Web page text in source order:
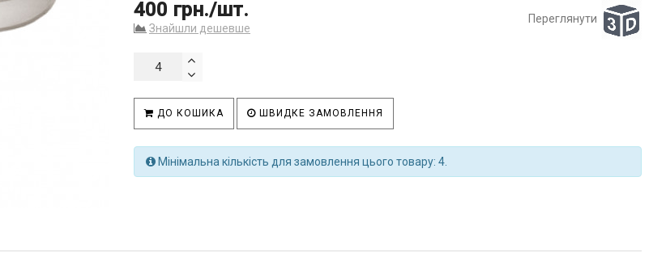
400 грн./шт.
Знайшли дешевше
Переглянути
ДО КОШИКА ШВИДКЕ ЗАМОВЛЕННЯ
Мінімальна кількість для замовлення цього товару: 4.